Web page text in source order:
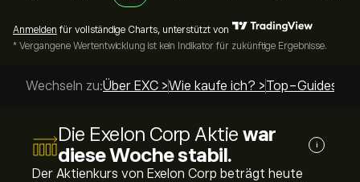
Anmelden für vollständige Charts, unterstützt von
* Vergangene Wertentwicklung ist kein Indikator für zukünftige Ergebnisse.
Wechseln zu:Über EXC >Wie kaufe ich? >Top-Guides >
Die Exelon Corp Aktie war
diese Woche stabil.
i
Der Aktienkurs von Exelon Corp beträgt heute